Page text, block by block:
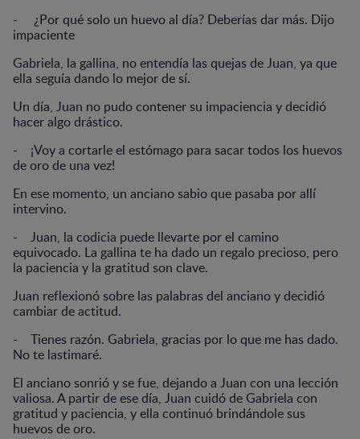
- ¿Por qué solo un huevo al día? Deberías dar más. Dijo
impaciente
Gabriela, la gallina, no entendía las quejas de Juan, ya que
ella seguía dando lo mejor de sí.
Un día, Juan no pudo contener su impaciencia y decidió
hacer algo drástico.
- ¡Voy a cortarle el estómago para sacar todos los huevos
de oro de una vez!
En ese momento, un anciano sabio que pasaba por allí
intervino.
- Juan, la codicia puede llevarte por el camino
equivocado. La gallina te ha dado un regalo precioso, pero
la paciencia y la gratitud son clave.
Juan reflexionó sobre las palabras del anciano y decidió
cambiar de actitud.
- Tienes razón. Gabriela, gracias por lo que me has dado.
No te lastimaré.
El anciano sonrió y se fue, dejando a Juan con una lección
valiosa. A partir de ese día, Juan cuidó de Gabriela con
gratitud y paciencia, y ella continuó brindándole sus
huevos de oro.